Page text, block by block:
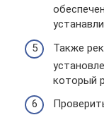
Также
который